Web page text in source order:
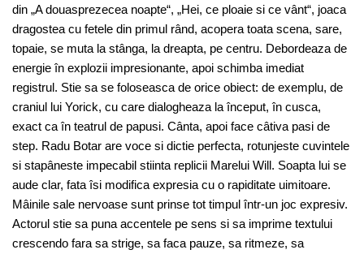
din „A douasprezecea noapte“, „Hei, ce ploaie si ce vânt“, joaca
dragostea cu fetele din primul rând, acopera toata scena, sare,
topaie, se muta la stânga, la dreapta, pe centru. Debordeaza de
energie în explozii impresionante, apoi schimba imediat
registrul. Stie sa se foloseasca de orice obiect: de exemplu, de
craniul lui Yorick, cu care dialogheaza la început, în cusca,
exact ca în teatrul de papusi. Cânta, apoi face câtiva pasi de
step. Radu Botar are voce si dictie perfecta, rotunjeste cuvintele
si stapâneste impecabil stiinta replicii Marelui Will. Soapta lui se
aude clar, fata îsi modifica expresia cu o rapiditate uimitoare.
Mâinile sale nervoase sunt prinse tot timpul într-un joc expresiv.
Actorul stie sa puna accentele pe sens si sa imprime textului
crescendo fara sa strige, sa faca pauze, sa ritmeze, sa